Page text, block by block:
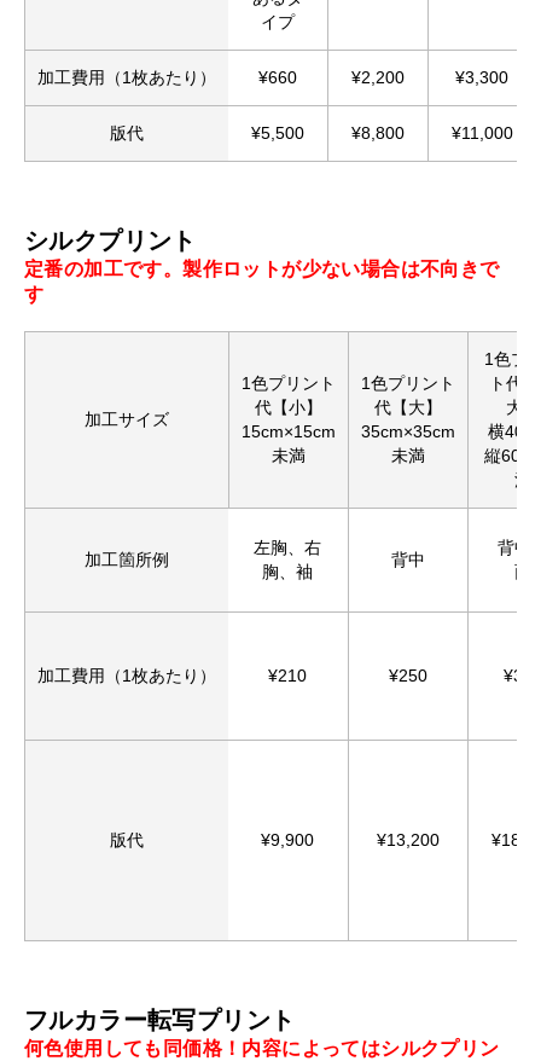
イプ
加工費用（1枚あたり） ¥660 ¥2,200 ¥3,300
版代 ¥5,500 ¥8,800 ¥11,000
シルクプリント
定番の加工です。製作ロットが少ない場合は不向きで
す
加工サイズ
1色プリント
代【小】
15cm×15cm
未満
1色プリント
代【大】
35cm×35cm
未満
1色プ
ト代
大】
横
縦
満
加工箇所例
左胸、右
胸、袖
背中
背中
面
加工費用（1枚あたり） ¥210 ¥250 ¥350
版代 ¥9,900 ¥13,200
フルカラー転写プリント
何色使用しても同価格！内容によってはシルクプリン